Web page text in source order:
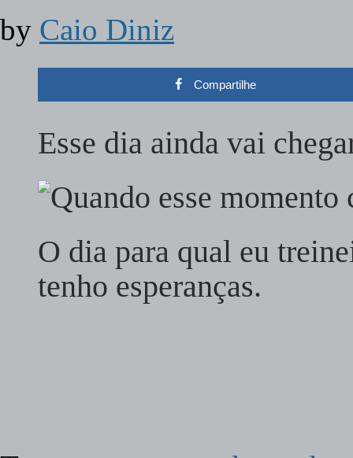
by Caio Diniz
Compartilhe
Esse dia ainda vai
O dia para qual eu
tenho esperanças.